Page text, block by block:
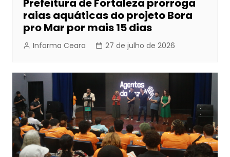
Prefeitura de Fortaleza prorroga
raias aquáticas do projeto Bora
pro Mar por mais 15 dias
Informa Ceara 27 de julho de 2026